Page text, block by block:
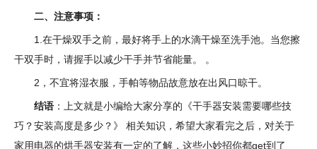
二、注意事项：
1.在干燥双手之前，最好将手上的水滴干燥至洗手池。当您擦
干双手时，请握手以减少干手并节省能量。 。
2，不宜将湿衣服，手帕等物品故意放在出风口晾干。
结语 ：上文就是小编给大家分享的《干手器安装需要哪些技
巧？安装高度是多少？》 相关知识，希望大家看完之后，对关于
家用电器的烘手器安装有一定的了解，这些小妙招你都get到了